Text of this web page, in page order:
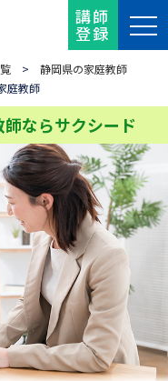
講師
登録
> 静岡県の家庭教師
庭教師
ならサクシード